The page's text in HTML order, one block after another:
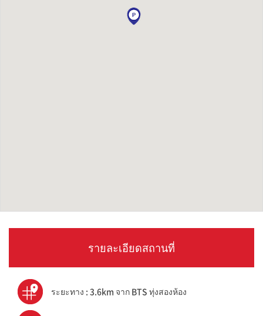
รายละเอียดสถานที่
ระยะทาง : 3.6km จาก BTS ทุ่งสองห้อง